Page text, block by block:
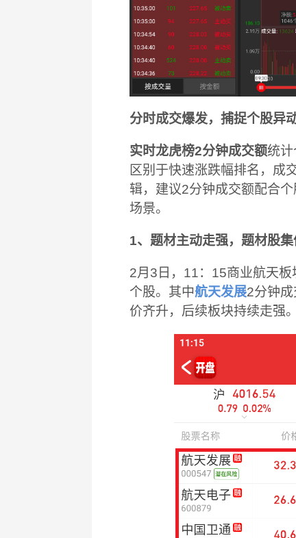
分时成交爆发，捕捉个股异
实时龙虎榜2分钟成交额统计
区别于快速涨跌幅排名，成
辑，建议2分钟成交额配合
场景。
1、题材主动走强，题材股
2月3日，11：15商业航天
个股。其中航天发展2分钟
价齐升，后续板块持续走强。